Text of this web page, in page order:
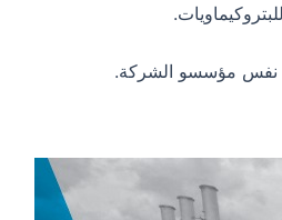
نفس مؤسسو الشركة.